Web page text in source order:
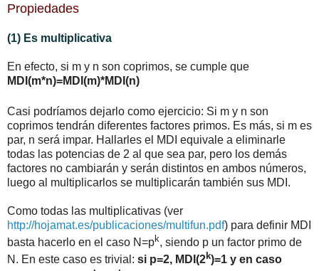
Propiedades
(1) Es multiplicativa
En efecto, si m y n son coprimos, se cumple que
MDI(m*n)=MDI(m)*MDI(n)
Casi podríamos dejarlo como ejercicio: Si m y n son
coprimos tendrán diferentes factores primos. Es más, si m es
par, n será impar. Hallarles el MDI equivale a eliminarle
todas las potencias de 2 al que sea par, pero los demás
factores no cambiarán y serán distintos en ambos números,
luego al multiplicarlos se multiplicarán también sus MDI.
Como todas las multiplicativas (ver
http://hojamat.es/publicaciones/multifun.pdf) para definir MDI
basta hacerlo en el caso N=pk, siendo p un factor primo de
N. En este caso es trivial: si p=2, MDI(2k)=1 y en caso